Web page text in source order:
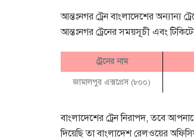
আন্তঃনগর ট্রেন বাংলাদেশের
আন্তঃনগর ট্রেনের সময়সূচী এবং
ট্রেনের নাম
জামালপুর এক্সপ্রেস (৮০০)
বাংলাদেশের ট্রেন নিরাপদ, তবে
দিয়েছি তা বাংলাদেশ রেলওয়ের